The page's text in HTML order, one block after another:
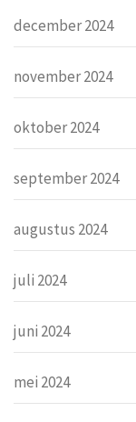
december 2024
november 2024
oktober 2024
september 2024
augustus 2024
juli 2024
juni 2024
mei 2024